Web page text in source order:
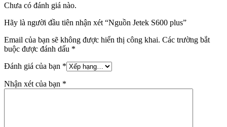
Chưa có đánh giá nào.
Hãy là người đầu tiên nhận xét “Nguồn Jetek S600 plus”
Email của bạn sẽ không được hiển thị công khai. Các trường bắt
buộc được đánh dấu *
Đánh giá của bạn *
Nhận xét của bạn *